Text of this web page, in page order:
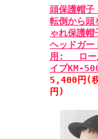
頭保護帽
転倒から頭
ゃれ保護帽
ヘッドガー
用: ロー
イプKM-
5,400円(
円)